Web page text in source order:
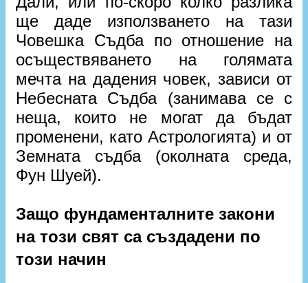
ще даде използването на тази
Човешка Съдба по отношение на
осъществяването на голямата
мечта на дадения човек, зависи от
Небесната Съдба (занимава се с
неща, които не могат да бъдат
променени, като Астрологията) и от
Земната съдба (околната среда,
Фун Шуей).
Защо фундаменталните закони
на този свят са създадени по
този начин